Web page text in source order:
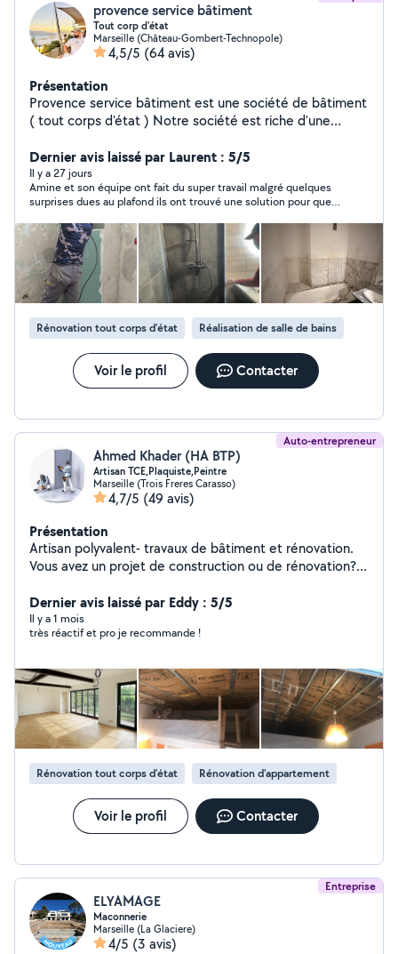
provence service bâtiment
Tout corp d'état
Marseille (Château-Gombert-Technopole)
4,5/5 (64 avis)
Présentation
Provence service bâtiment est une société de bâtiment
( tout corps d'état ) Notre société est riche d'une
maçonnerie et de la rénovation. Nos travaux et
chantiers sont garanties par notre assurance décennale.
Notre objectif est de vous satisfaire et de vous offrir un
travail de qualité à un prix raisonnable. Votre voisin, ami,
cousin, collègue de bureau souhaite faire des travaux ?
Parlez lui de provence service bâtiment et encaisser
jusqu'à 10% du montant des travaux. Victime d'un
dégâts des eaux, d'un incendie ou de dégradations ?
Provence service bâtiment est là pour vous et vous
rembourse jusqu'à 500 de franchise. Nous vous invitons
à nous contacter pour toute demande de devis que
nous aurons le plaisir de vous effectuer gratuitement
Dernier avis laissé par Laurent : 5/5
Il y a 27 jours
Amine et son équipe ont fait du super travail malgré quelques
surprises dues au plafond ils ont trouvé une solution pour que
totalement respecté. Je recommande cette société. un grand
merci
Rénovation tout corps d’état Réalisation de salle de bains
Voir le profil Contacter
Auto-entrepreneur
Ahmed Khader (HA BTP)
Artisan TCE,Plaquiste,Peintre
Marseille (Trois Freres Carasso)
4,7/5 (49 avis)
Présentation
Artisan polyvalent- travaux de bâtiment et rénovation.
Vous avez un projet de construction ou de rénovation?
travaux soignés et durables: - Dalle en béton - pose de
placard - Bande à joints - Peinture intérieure et
extérieure N'hésitez pas à m'appeler directement par
Dernier avis laissé par Eddy : 5/5
Il y a 1 mois
très réactif et pro je recommande !
Rénovation tout corps d’état Rénovation d'appartement
Voir le profil Contacter
Entreprise
ELYAMAGE
Maconnerie
Marseille (La Glaciere)
4/5 (3 avis)